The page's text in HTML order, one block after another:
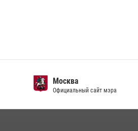
Москва
Официальный сайт мэра